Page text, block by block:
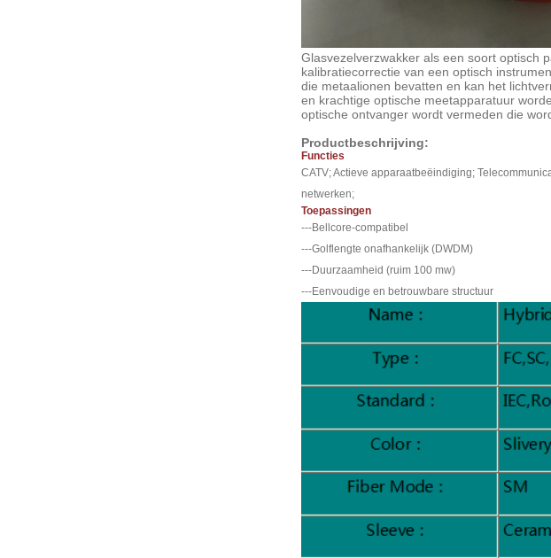
Glasvezelverzwakker als een soort optisch
kalibratiecorrectie van een optisch
die metaalionen bevatten en kan het
en krachtige optische meetapparatuur
optische ontvanger wordt vermeden die
Productbeschrijving:
Functies
CATV; Actieve apparaatbeëindiging;
netwerken;
Toepassingen
---Bellcore-compatibel
---Golflengte onafhankelijk (DWDM)
---Duurzaamheid (ruim 100 mw)
---Eenvoudige en betrouwbare structuur